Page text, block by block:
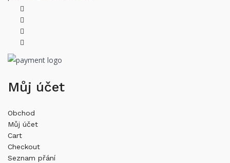
Můj účet
Obchod
Můj účet
Cart
Checkout
Seznam přání